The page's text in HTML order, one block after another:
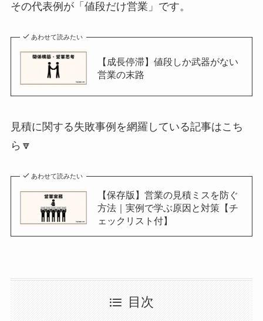
その代表例が「値段だけ営業」です。
あわせて読みたい
【成長停滞】値段しか武器がない
営業の末路
見積に関する失敗事例を網羅している記事はこち
ら🔽
あわせて読みたい
【保存版】営業の見積ミスを防ぐ
方法｜実例で学ぶ原因と対策【チ
ェックリスト付】
目次